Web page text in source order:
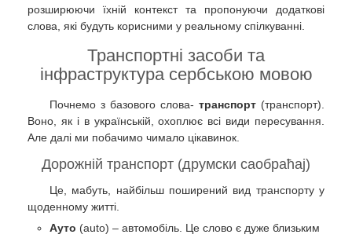
розширюючи їхній контекст та пропонуючи додаткові
слова, які будуть корисними у реальному спілкуванні.
Транспортні засоби та
інфраструктура сербською мовою
Почнемо з базового слова- транспорт (транспорт).
Воно, як і в українській, охоплює всі види пересування.
Але далі ми побачимо чимало цікавинок.
Дорожній транспорт (друмски саобраћај)
Це, мабуть, найбільш поширений вид транспорту у
щоденному житті.
Ауто (auto) – автомобіль. Це слово є дуже близьким